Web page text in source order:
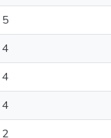
5
4
4
4
2